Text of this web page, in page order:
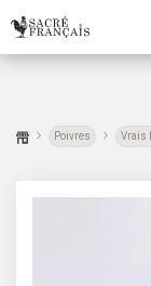
Poivres Vrais